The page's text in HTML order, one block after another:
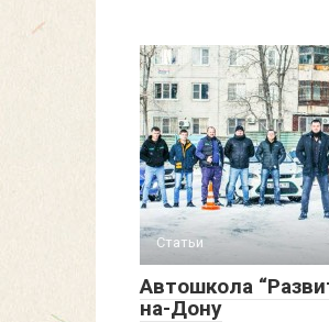
Статьи
Автошкола
на-Дону